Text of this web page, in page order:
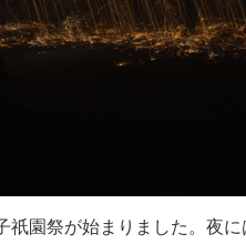
園祭が始まりました。夜